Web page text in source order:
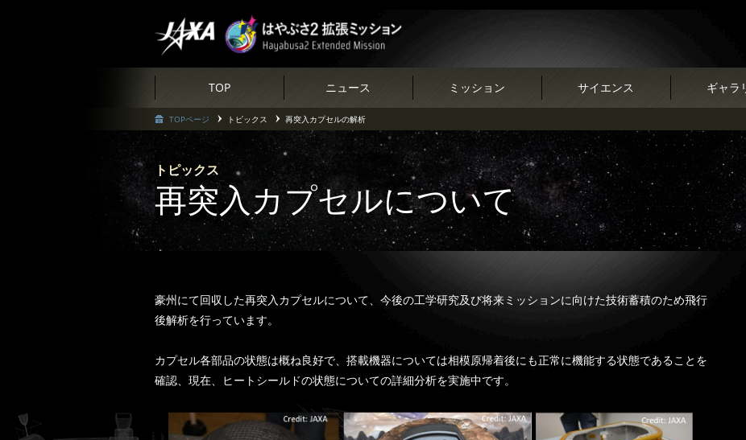
TOP ニュース ミッション サイエンス ギャラ
TOPページ トピックス 再突入カプセルの解析
トピックス
再突入カプセルについて
豪州にて回収した再突入カプセルについて、今後の工学研究及び将来ミッションに向けた技術蓄積のため飛行
後解析を行っています。
カプセル各部品の状態は概ね良好で、搭載機器については相模原帰着後にも正常に機能する状態であることを
確認、現在、ヒートシールドの状態についての詳細分析を実施中です。